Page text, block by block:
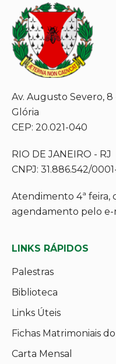
Av. Augusto Severo, 8
Glória
CEP: 20.021-040
RIO DE JANEIRO - RJ
CNPJ: 31.886.542/
Atendimento 4ª feira,
agendamento pelo e-
LINKS RÁPIDOS
Palestras
Biblioteca
Links Úteis
Fichas Matrimoniais
Carta Mensal